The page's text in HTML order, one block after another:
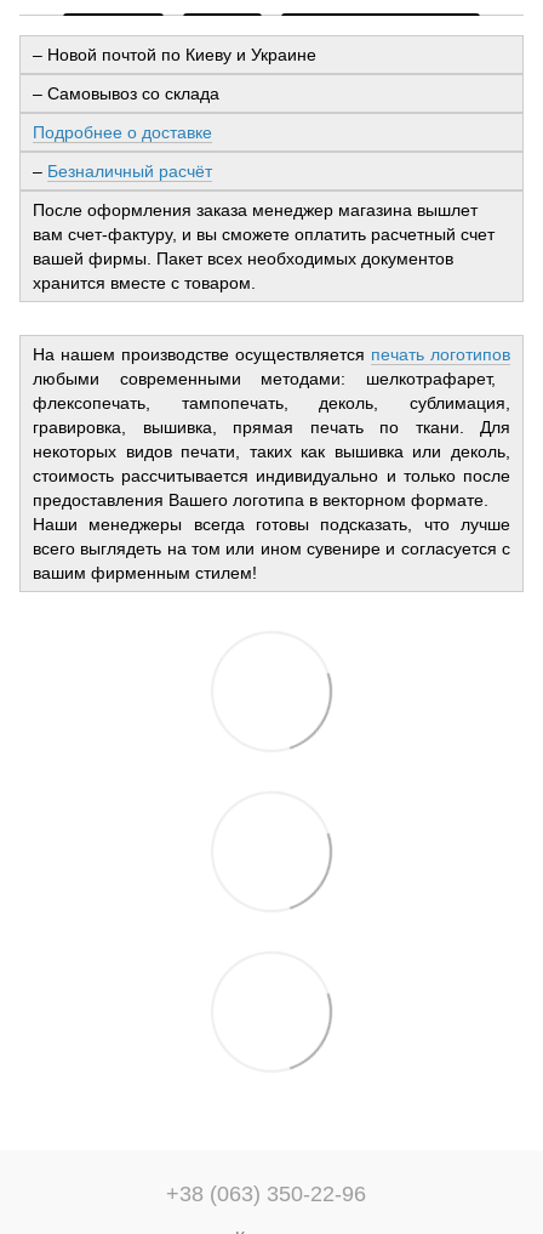
– Новой почтой по Киеву и Украине
– Самовывоз со склада
Подробнее о доставке
– Безналичный расчёт
После оформления заказа менеджер магазина вышлет
вам счет-фактуру, и вы сможете оплатить расчетный счет
вашей фирмы. Пакет всех необходимых документов
хранится вместе с товаром.
На нашем производстве осуществляется печать логотипов
любыми современными методами: шелкотрафарет,
флексопечать, тампопечать, деколь, сублимация,
гравировка, вышивка, прямая печать по ткани. Для
некоторых видов печати, таких как вышивка или деколь,
стоимость рассчитывается индивидуально и только после
предоставления Вашего логотипа в векторном формате.
Наши менеджеры всегда готовы подсказать, что лучше
всего выглядеть на том или ином сувенире и согласуется с
вашим фирменным стилем!
+38 (063) 350-22-96